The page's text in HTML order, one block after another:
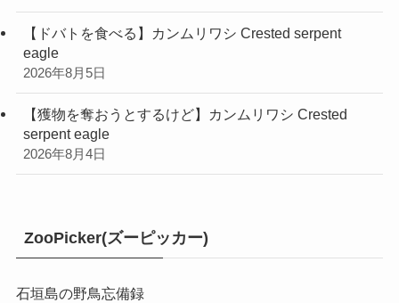
【ドバトを食べる】カンムリワシ Crested serpent
eagle
2026年8月5日
【獲物を奪おうとするけど】カンムリワシ Crested
serpent eagle
2026年8月4日
ZooPicker(ズーピッカー)
石垣島の野鳥忘備録